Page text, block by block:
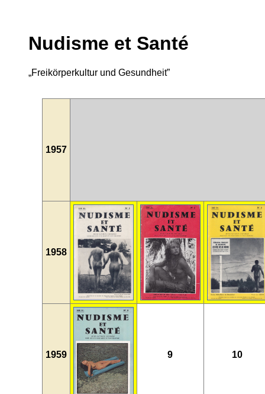
Nudisme et Santé
„Freikörperkultur und Gesundheit”
1957
1958
1959 9 10